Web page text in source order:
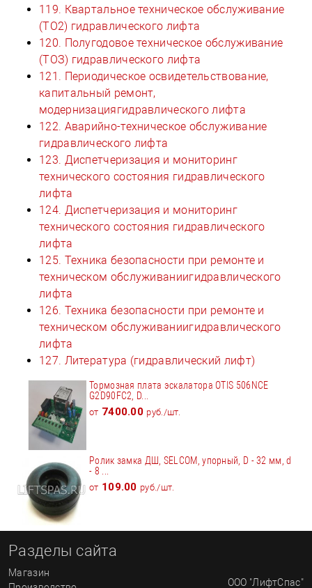
119. Квартальное техническое обслуживание
(ТО2) гидравлического лифта
120. Полугодовое техническое обслуживание
(ТОЗ) гидравлического лифта
121. Периодическое освидетельствование,
капитальный ремонт,
модернизациягидравлического лифта
122. Аварийно-техническое обслуживание
гидравлического лифта
123. Диспетчеризация и мониторинг
технического состояния гидравлического
лифта
124. Диспетчеризация и мониторинг
технического состояния гидравлического
лифта
125. Техника безопасности при ремонте и
техническом обслуживаниигидравлического
лифта
126. Техника безопасности при ремонте и
техническом обслуживаниигидравлического
лифта
127. Литература (гидравлический лифт)
Тормозная плата эскалатора OTIS 506NCE
G2D90FC2, D...
от 7400.00 руб./шт.
Ролик замка ДШ, SELCOM, упорный, D - 32 мм, d
- 8 ...
от 109.00 руб./шт.
Разделы сайта
Магазин
ООО "ЛифтСпас"